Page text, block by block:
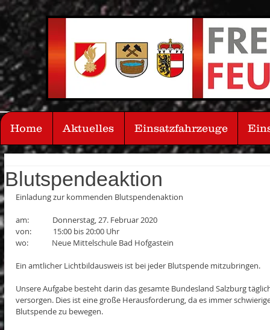
Blutspendeaktion
Einladung zur kommenden Blutspendenaktion
am:             Donnerstag, 27. Februar 2020
von:            15:00 bis 20:00 Uhr
wo:             Neue Mittelschule Bad Hofgastein
Ein amtlicher Lichtbildausweis ist bei jeder Blutspende mitzubringen.
Unsere Aufgabe besteht darin das gesamte Bundesland Salzburg
versorgen. Dies ist eine große Herausforderung, da es immer
Blutspende zu bewegen.
Home Aktuelles Einsatzfahrzeuge